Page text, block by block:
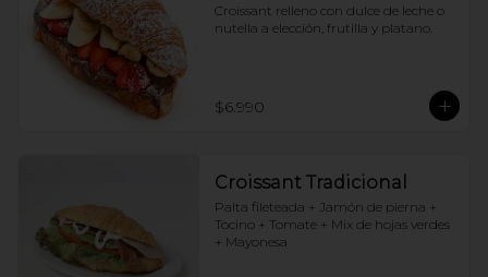
Croissant relleno con dulce de leche o
nutella a elección, frutilla y platano.
$6.990
Croissant Tradicional
Palta fileteada + Jamón de pierna +
Tocino + Tomate + Mix de hojas verdes
+ Mayonesa